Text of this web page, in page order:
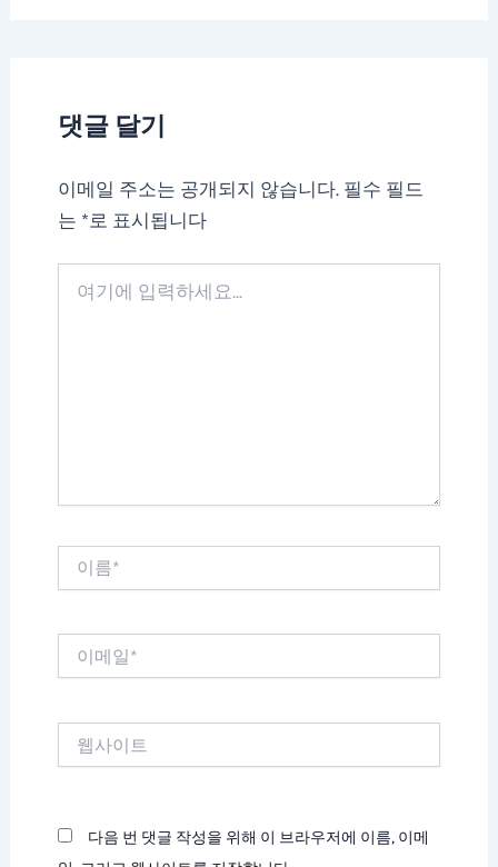
댓글 달기
이메일 주소는 공개되지 않습니다. 필수 필드
는 * 로 표시됩니다
다음 번 댓글 작성을 위해 이 브라우저에 이름, 이메